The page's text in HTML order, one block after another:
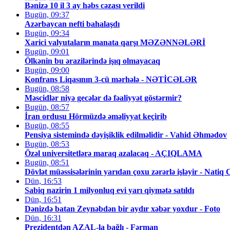
Bənizə 10 il 3 ay həbs cəzası verildi
Bugün, 09:37
Azərbaycan nefti bahalaşdı
Bugün, 09:34
Xarici valyutaların manata qarşı MƏZƏNNƏLƏRİ
Bugün, 09:01
Ölkənin bu ərazilərində işıq olmayacaq
Bugün, 09:00
Konfrans Liqasının 3-cü mərhələ - NƏTİCƏLƏR
Bugün, 08:58
Məscidlər niyə gecələr də fəaliyyət göstərmir?
Bugün, 08:57
İran ordusu Hörmüzdə əməliyyat keçirib
Bugün, 08:55
Pensiya sistemində dəyişiklik edilməlidir - Vahid Əhmədov
Bugün, 08:53
Özəl universitetlərə maraq azalacaq - AÇIQLAMA
Bugün, 08:51
Dövlət müəssisələrinin yarıdan çoxu zərərlə işləyir - Natiq
Dün, 16:53
Sabiq nazirin 1 milyonluq evi yarı qiymətə satıldı
Dün, 16:51
Dənizdə batan Zeynəbdən bir aydır xəbər yoxdur - Foto
Dün, 16:31
Prezidentdən AZAL-la bağlı - Fərman